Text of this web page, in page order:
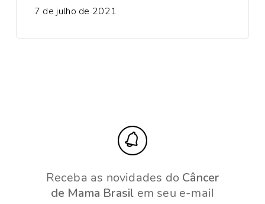
7 de julho de 2021
Receba as novidades do Câncer
de Mama Brasil em seu e-mail